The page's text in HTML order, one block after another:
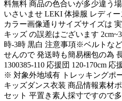
料無料 商品の色合いが多少違う
いさいませ LEKI 体操服 レディ
カラー画像通りサイズサイズは
キッズ の誤差はございます
時-3時 黒白 注意事項※ベルトな
せんので 発送時も簡易梱包の為
1300385-110 応援団 120-170cm 応
※ 対象外地域有 トレッキングポ
キッズダンス衣装 商品情報素材
セット 平置き素人採寸ですので